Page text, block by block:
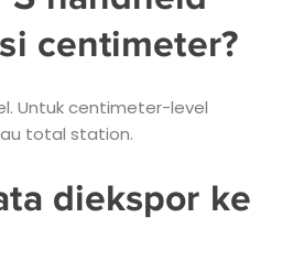
centimeter?
Untuk centimeter-level
total station.
diekspor ke